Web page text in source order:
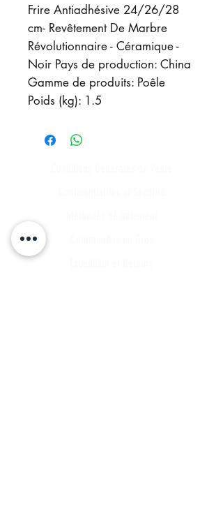
Frire Antiadhésive 24/26/28
cm- Revêtement De Marbre
Révolutionnaire - Céramique -
Noir Pays de production: China
Gamme de produits: Poêle
Poids (kg): 1.5